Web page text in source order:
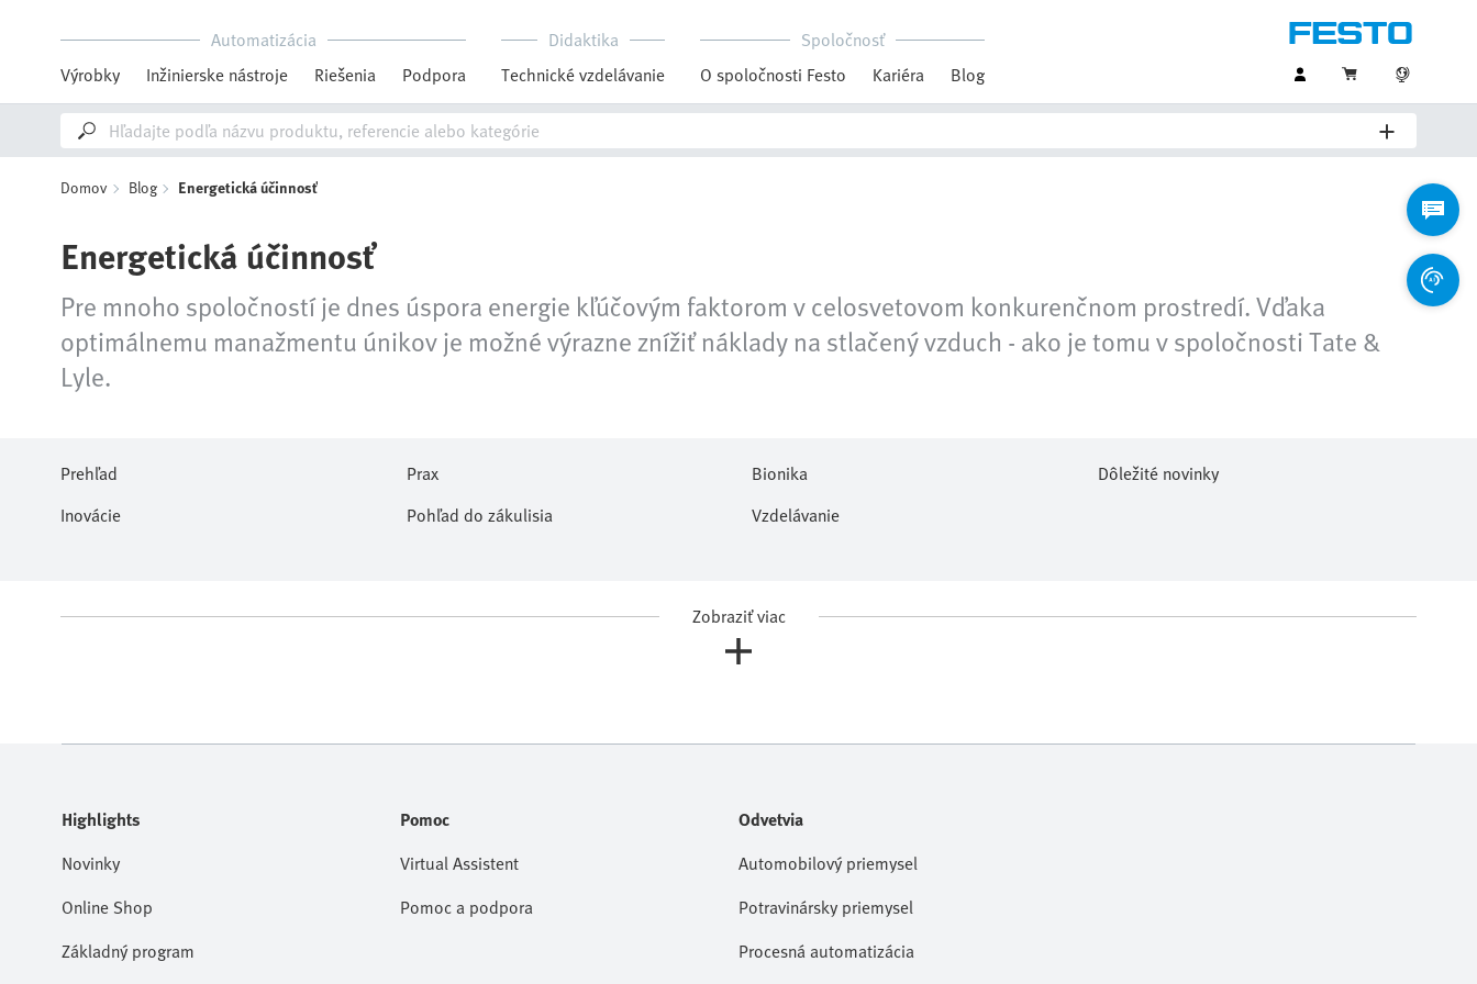
Automatizácia
Výrobky
Inžinierske nástroje Riešenia Podpora
Didaktika
Technické vzdelávanie
Spoločnosť
O spoločnosti Festo
Kariéra Blog
Domov Blog Energetická účinnosť
Energetická účinnosť
Pre mnoho spoločností je dnes úspora energie kľúčovým faktorom v celosvetovom konkurenčnom prostredí. Vďaka
optimálnemu manažmentu únikov je možné výrazne znížiť náklady na stlačený vzduch - ako je tomu v spoločnosti Tate &
Lyle.
Prehľad Prax Bionika
Dôležité novinky
Inovácie
Pohľad do zákulisia Vzdelávanie
Zobraziť viac
Highlights
Novinky
Online Shop
Základný program
Pomoc
Virtual Assistent
Pomoc a podpora
Odvetvia
Automobilový priemysel
Potravinársky priemysel
Procesná automatizácia